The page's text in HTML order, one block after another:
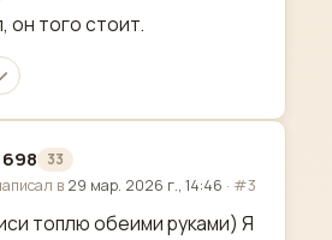
он того стоит.
33
в 29 мар. 2026 г., 14:46 · #3
топлю обеими руками) Я